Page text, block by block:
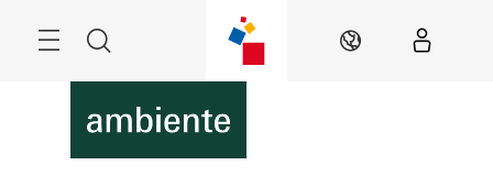
Suche DE